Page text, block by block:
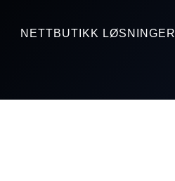
NETTBUTIKK LØSNINGER